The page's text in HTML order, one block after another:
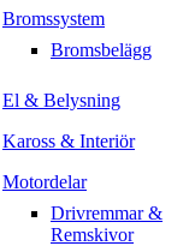
Bromssystem
Bromsbelägg
El & Belysning
Kaross & Interiör
Motordelar
Drivremmar &
Remskivor